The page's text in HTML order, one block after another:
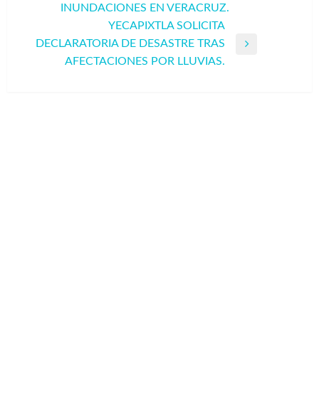
anteriorINUNDACIONES EN VERACRUZ.
YECAPIXTLA SOLICITA
DECLARATORIA DE DESASTRE TRAS
AFECTACIONES POR LLUVIAS.